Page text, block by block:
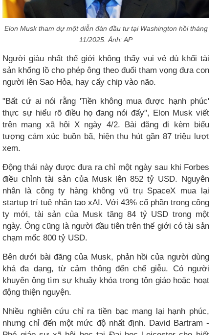
Elon Musk tham dự một diễn đàn đầu tư tại Washington hồi tháng
11/2025. Ảnh: AP
Người giàu nhất thế giới không thấy vui vẻ dù khối tài
sản khổng lồ cho phép ông theo đuổi tham vọng đưa con
người lên Sao Hỏa, hay cấy chip vào não.
"Bất cứ ai nói rằng 'Tiền không mua được hạnh phúc'
thực sự hiểu rõ điều họ đang nói đấy", Elon Musk viết
trên mạng xã hội X ngày 4/2. Bài đăng đi kèm biểu
tượng cảm xúc buồn bã, hiện thu hút gần 87 triệu lượt
xem.
Động thái này được đưa ra chỉ một ngày sau khi Forbes
điều chỉnh tài sản của Musk lên 852 tỷ USD. Nguyên
nhân là công ty hàng không vũ trụ SpaceX mua lại
startup trí tuệ nhân tạo xAI. Với 43% cổ phần trong công
ty mới, tài sản của Musk tăng 84 tỷ USD trong một
ngày. Ông cũng là người đầu tiên trên thế giới có tài sản
chạm mốc 800 tỷ USD.
Bên dưới bài đăng của Musk, phản hồi của người dùng
khá đa dạng, từ cảm thông đến chế giễu. Có người
khuyên ông tìm sự khuây khỏa trong tôn giáo hoặc hoạt
động thiện nguyện.
Nhiều nghiên cứu chỉ ra tiền bạc mang lại hạnh phúc,
nhưng chỉ đến một mức độ nhất định. David Bartram -